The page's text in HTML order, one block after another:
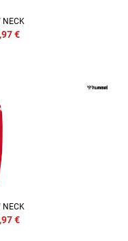
NECK
€
NECK
€